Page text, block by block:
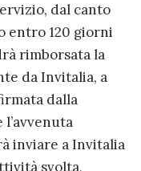
dal canto
entro 120 giorni
rimborsata la
da Invitalia, a
dalla
inviare a Invitalia
svolta,